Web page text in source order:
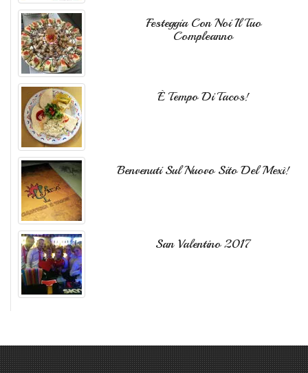
Festeggia Con Noi Il Tuo
Compleanno
È Tempo Di Tacos!
Benvenuti Sul Nuovo Sito Del Mexì!
San Valentino 2017